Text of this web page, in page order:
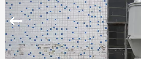
CASA
2026
Shenzhen
Delixin
Co.,Ltd.
Rights
Reserved.